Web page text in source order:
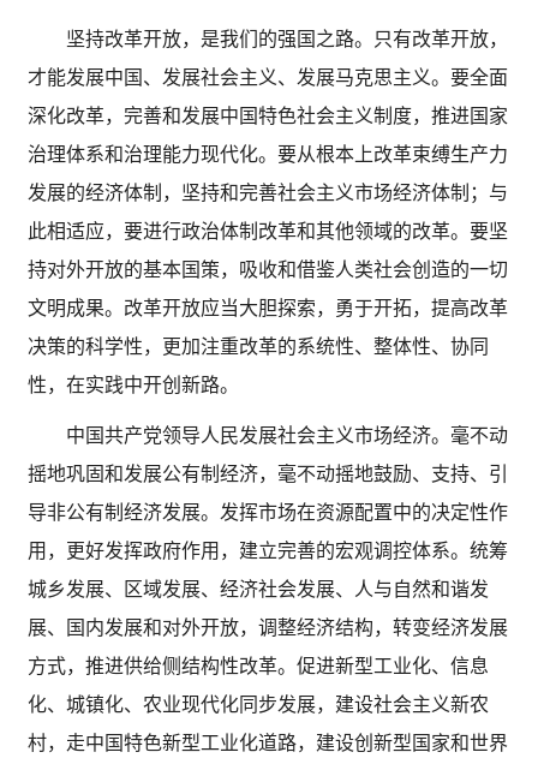
坚持改革开放，是我们的强国之路。只有改革开放，
才能发展中国、发展社会主义、发展马克思主义。要全面
深化改革，完善和发展中国特色社会主义制度，推进国家
治理体系和治理能力现代化。要从根本上改革束缚生产力
发展的经济体制，坚持和完善社会主义市场经济体制；与
此相适应，要进行政治体制改革和其他领域的改革。要坚
持对外开放的基本国策，吸收和借鉴人类社会创造的一切
文明成果。改革开放应当大胆探索，勇于开拓，提高改革
决策的科学性，更加注重改革的系统性、整体性、协同
性，在实践中开创新路。
中国共产党领导人民发展社会主义市场经济。毫不动
摇地巩固和发展公有制经济，毫不动摇地鼓励、支持、引
导非公有制经济发展。发挥市场在资源配置中的决定性作
用，更好发挥政府作用，建立完善的宏观调控体系。统筹
城乡发展、区域发展、经济社会发展、人与自然和谐发
展、国内发展和对外开放，调整经济结构，转变经济发展
方式，推进供给侧结构性改革。促进新型工业化、信息
化、城镇化、农业现代化同步发展，建设社会主义新农
村，走中国特色新型工业化道路，建设创新型国家和世界